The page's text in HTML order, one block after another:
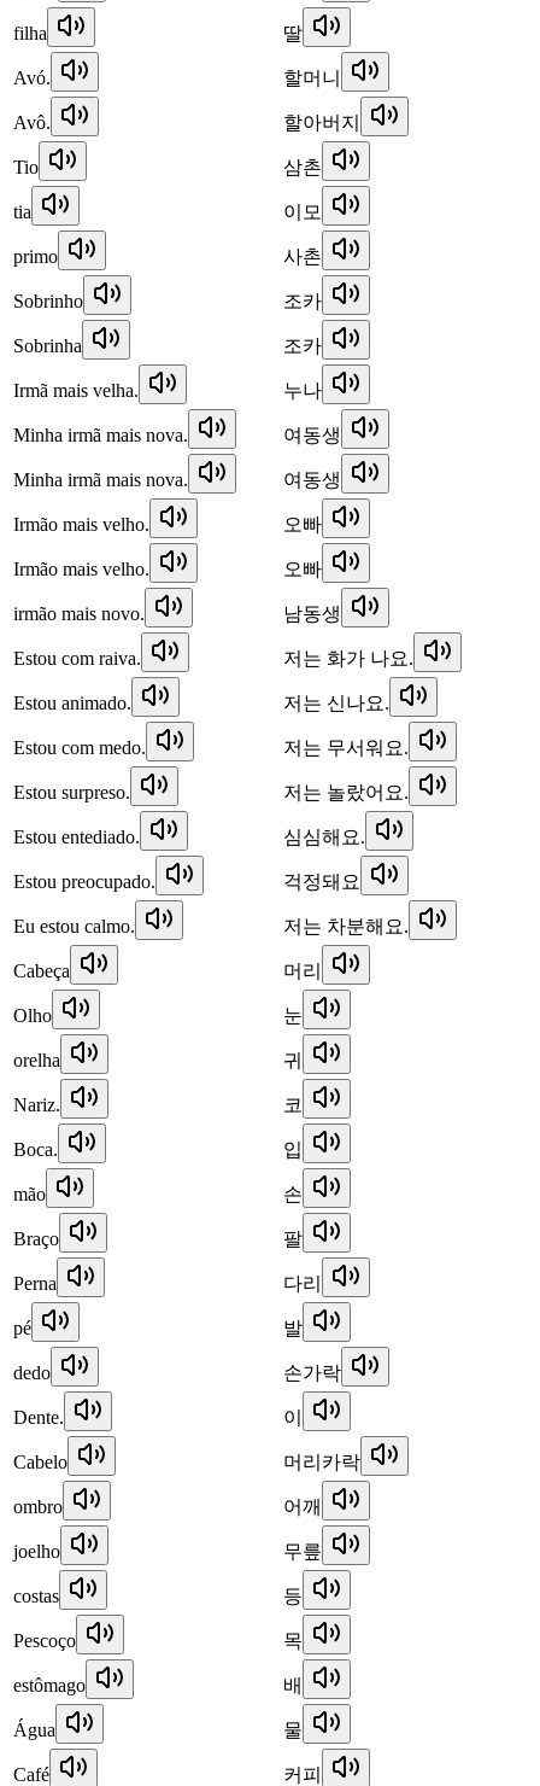
filha 딸
Avó. 할머니
Avô. 할아버지
Tio 삼촌
tia 이모
primo 사촌
Sobrinho 조카
Sobrinha 조카
Irmã mais velha. 누나
Minha irmã mais nova. 여동생
Minha irmã mais nova. 여동생
Irmão mais velho. 오빠
Irmão mais velho. 오빠
irmão mais novo. 남동생
Estou com raiva. 저는 화가 나요.
Estou animado. 저는 신나요.
Estou com medo. 저는 무서워요.
Estou surpreso. 저는 놀랐어요.
Estou entediado. 심심해요.
Estou preocupado. 걱정돼요
Eu estou calmo. 저는 차분해요.
Cabeça 머리
Olho 눈
orelha 귀
Nariz. 코
Boca. 입
mão 손
Braço 팔
Perna 다리
pé 발
dedo 손가락
Dente. 이
Cabelo 머리카락
ombro 어깨
joelho 무릎
costas 등
Pescoço 목
estômago 배
Água 물
Café 커피